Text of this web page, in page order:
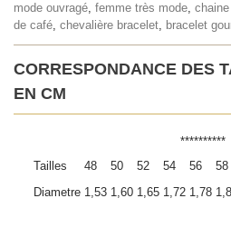
mode ouvragé, femme très mode,
de café, chevalière bracelet, bracelet
CORRESPONDANCE DES
EN CM
**********
Tailles
48 50 52 54 56 58
Diametre 1,53 1,60 1,65 1,72 1,78